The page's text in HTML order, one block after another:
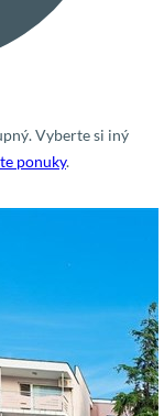
Vyberte si iný
ponuky.